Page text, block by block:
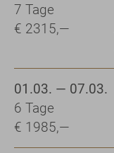
7 Tage
€ 2315,—
01.03. — 07.03.
6 Tage
€ 1985,—